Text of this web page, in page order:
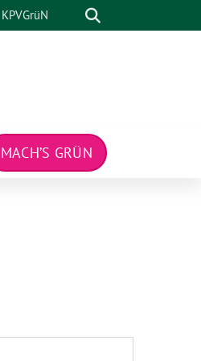
KPVGrüN Suche
MACH’S GRÜN